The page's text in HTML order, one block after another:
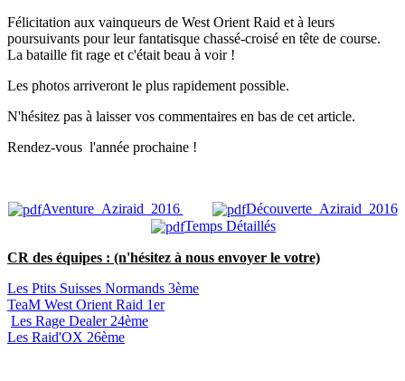
Félicitation aux vainqueurs de West Orient Raid et à leurs
poursuivants pour leur fantatisque chassé-croisé en tête de course.
La bataille fit rage et c'était beau à voir !
Les photos arriveront le plus rapidement possible.
N'hésitez pas à laisser vos commentaires en bas de cet article.
Rendez-vous l'année prochaine !
Aventure_Aziraid_2016
Découverte_Aziraid_2016
Temps Détaillés
CR des équipes : (n'hésitez à nous envoyer le votre)
Les Ptits Suisses Normands 3ème
TeaM West Orient Raid 1er
Les Rage Dealer 24ème
Les Raid'OX 26ème